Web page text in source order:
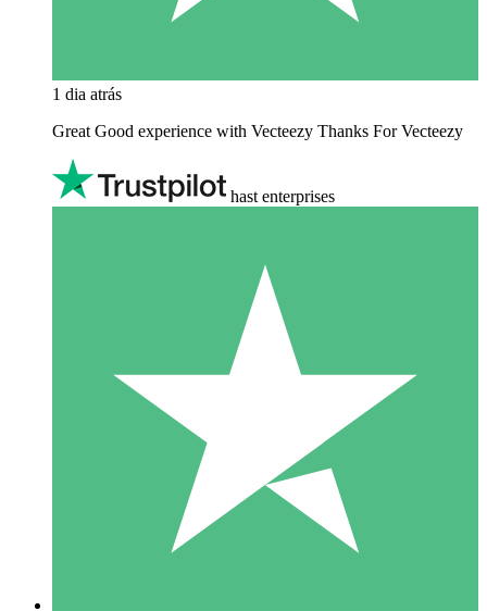
1 dia atrás
Great Good experience with Vecteezy Thanks For Vecteezy
hast enterprises